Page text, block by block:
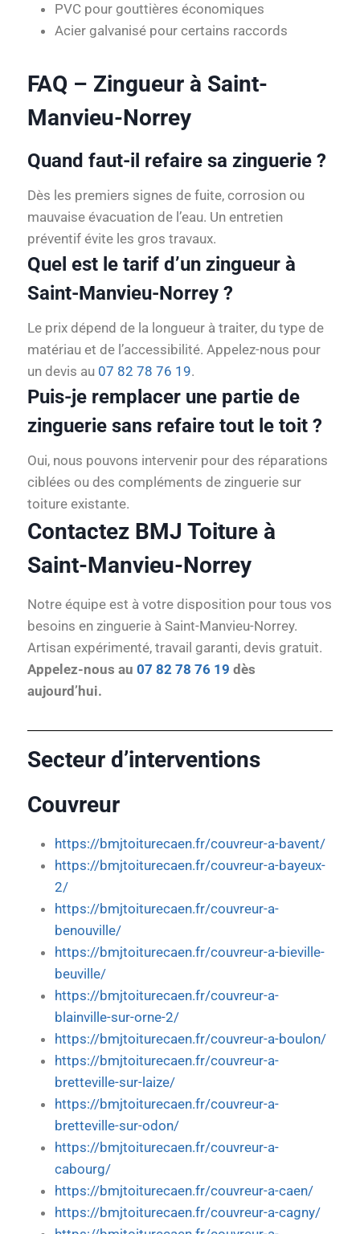
PVC pour gouttières économiques
Acier galvanisé pour certains raccords
FAQ – Zingueur à Saint-
Manvieu-Norrey
Quand faut-il refaire sa zinguerie ?
Dès les premiers signes de fuite, corrosion ou
mauvaise évacuation de l’eau. Un entretien
préventif évite les gros travaux.
Quel est le tarif d’un zingueur à
Saint-Manvieu-Norrey ?
Le prix dépend de la longueur à traiter, du type de
matériau et de l’accessibilité. Appelez-nous pour
un devis au 07 82 78 76 19.
Puis-je remplacer une partie de
zinguerie sans refaire tout le toit ?
Oui, nous pouvons intervenir pour des réparations
ciblées ou des compléments de zinguerie sur
toiture existante.
Contactez BMJ Toiture à
Saint-Manvieu-Norrey
Notre équipe est à votre disposition pour tous vos
besoins en zinguerie à Saint-Manvieu-Norrey.
Artisan expérimenté, travail garanti, devis gratuit.
Appelez-nous au 07 82 78 76 19 dès
aujourd’hui.
Secteur d’interventions
Couvreur
https://bmjtoiturecaen.fr/couvreur-a-bavent/
https://bmjtoiturecaen.fr/couvreur-a-bayeux-
2/
https://bmjtoiturecaen.fr/couvreur-a-
benouville/
https://bmjtoiturecaen.fr/couvreur-a-bieville-
beuville/
https://bmjtoiturecaen.fr/couvreur-a-
blainville-sur-orne-2/
https://bmjtoiturecaen.fr/couvreur-a-boulon/
https://bmjtoiturecaen.fr/couvreur-a-
bretteville-sur-laize/
https://bmjtoiturecaen.fr/couvreur-a-
bretteville-sur-odon/
https://bmjtoiturecaen.fr/couvreur-a-
cabourg/
https://bmjtoiturecaen.fr/couvreur-a-caen/
https://bmjtoiturecaen.fr/couvreur-a-cagny/